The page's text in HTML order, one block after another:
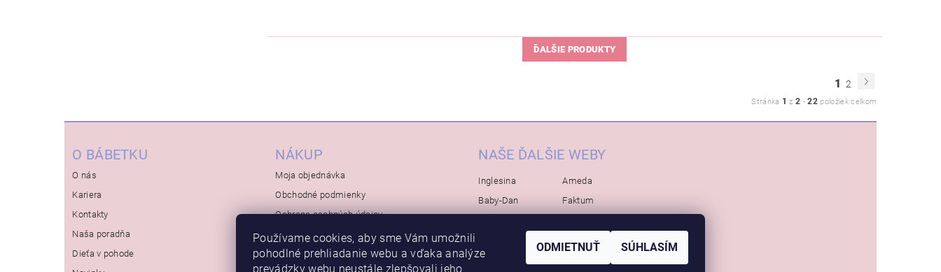
ĎALŠIE PRODUKTY
1 2
Stránka 1 z2 -22 položiek celkom
O BÁBETKU
O nás
Kariera
Kontakty
Naša poradňa
Dieťa v pohode
NÁKUP
Moja objednávka
Obchodné podmienky
Ochrana osobných údajov
NAŠE ĎALŠIE WEBY
Inglesina
Baby-Dan
Avova
Ameda
Faktum
Bambino-Mio
Používame cookies, aby sme Vám umožnili
pohodlné prehliadanie webu a vďaka analýze
prevádzky webu neustále zlepšovali jeho
ODMIETNUŤ SÚHLASÍM